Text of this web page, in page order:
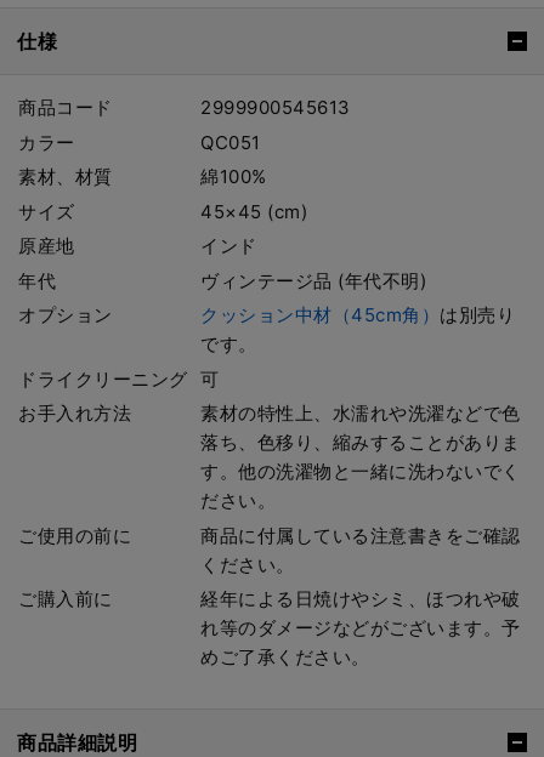
仕様
商品コード
2999900545613
カラー
QC051
素材、材質
綿100%
サイズ
45×45 (cm)
原産地
インド
年代
ヴィンテージ品 (年代不明)
オプション
クッション中材（45cm角） は別売り
です。
ドライクリーニング
可
お手入れ方法
素材の特性上、水濡れや洗濯などで色
落ち、色移り、縮みすることがありま
す。他の洗濯物と一緒に洗わないでく
ださい。
ご使用の前に
商品に付属している注意書きをご確認
ください。
ご購入前に
経年による日焼けやシミ、ほつれや破
れ等のダメージなどがございます。予
めご了承ください。
商品詳細説明